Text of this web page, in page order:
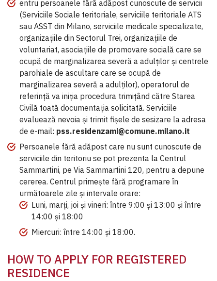
entru persoanele fără adăpost cunoscute de servicii
(Serviciile Sociale teritoriale, serviciile teritoriale ATS
sau ASST din Milano, serviciile medicale specializate,
organizațiile din Sectorul Trei, organizațiile de
voluntariat, asociațiile de promovare socială care se
ocupă de marginalizarea severă a adulților și centrele
parohiale de ascultare care se ocupă de
marginalizarea severă a adulților), operatorul de
referință va iniția procedura trimițând către Starea
Civilă toată documentația solicitată. Serviciile
evaluează nevoia și trimit fișele de sesizare la adresa
de e-mail: pss.residenzami@comune.milano.it
Persoanele fără adăpost care nu sunt cunoscute de
serviciile din teritoriu se pot prezenta la Centrul
Sammartini, pe Via Sammartini 120, pentru a depune
cererea. Centrul primește fără programare în
următoarele zile și intervale orare:
Luni, marți, joi și vineri: între 9:00 și 13:00 și între
14:00 și 18:00
Miercuri: între 14:00 și 18:00.
HOW TO APPLY FOR REGISTERED
RESIDENCE